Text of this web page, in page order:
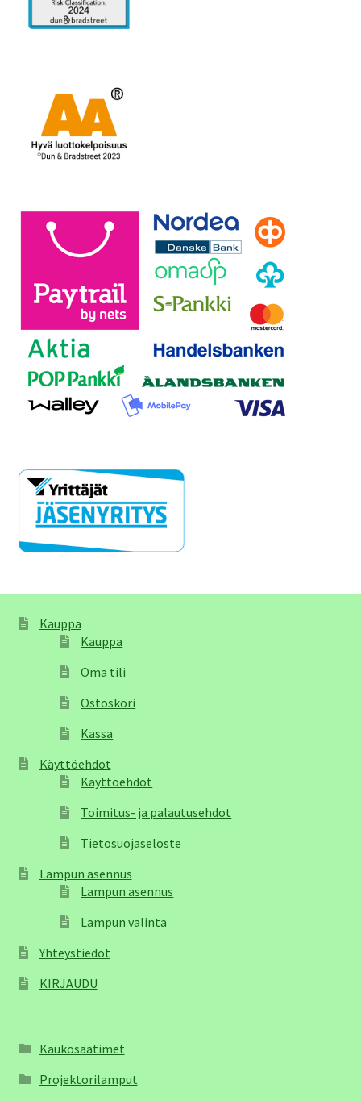
Kauppa
Kauppa
Oma tili
Ostoskori
Kassa
Käyttöehdot
Käyttöehdot
Toimitus- ja palautusehdot
Tietosuojaseloste
Lampun asennus
Lampun asennus
Lampun valinta
Yhteystiedot
KIRJAUDU
Kaukosäätimet
Projektorilamput